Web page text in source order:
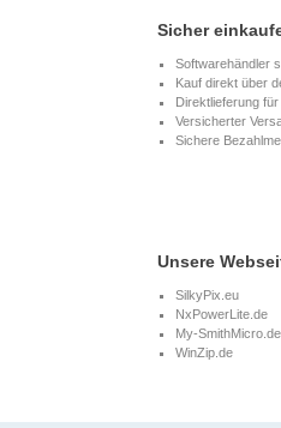
Sicher
Softwarehändler
Kauf direkt über
Direktlieferung
Versicherter
Sichere
Unsere
SilkyPix.eu
NxPowerLite.de
My-SmithMicro.de
WinZip.de